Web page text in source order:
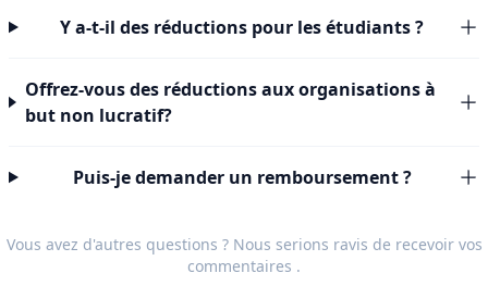
Y a-t-il des réductions pour les étudiants ?
Offrez-vous des réductions aux organisations à
but non lucratif?
Puis-je demander un remboursement ?
Vous avez d'autres questions ? Nous serions ravis de recevoir vos
commentaires .